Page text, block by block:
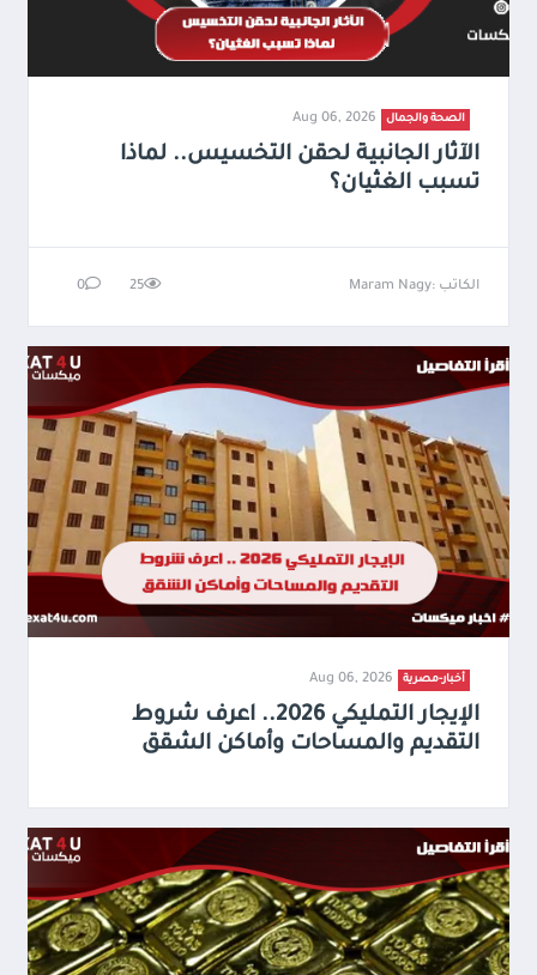
الصحة والجمال Aug 06, 2026
الآثار الجانبية لحقن التخسيس.. لماذا
تسبب الغثيان؟
الكاتب :Maram Nagy 25
0
أخبار-مصرية Aug 06, 2026
الإيجار التمليكي 2026.. اعرف شروط
التقديم والمساحات وأماكن الشقق